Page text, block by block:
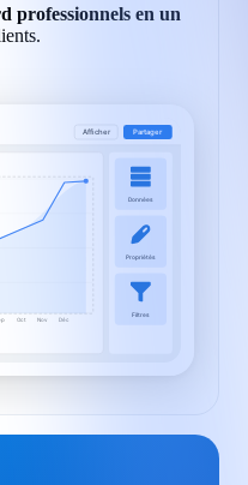
professionnels en un
Partager
Afficher
Oct Nov Déc
Données
Propriétés
Filtres